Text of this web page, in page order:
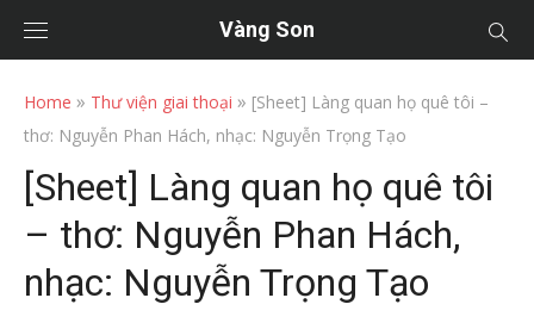
Vàng Son
Home » Thư viện giai thoại » [Sheet] Làng quan họ quê tôi –
thơ: Nguyễn Phan Hách, nhạc: Nguyễn Trọng Tạo
[Sheet] Làng quan họ quê tôi
– thơ: Nguyễn Phan Hách,
nhạc: Nguyễn Trọng Tạo